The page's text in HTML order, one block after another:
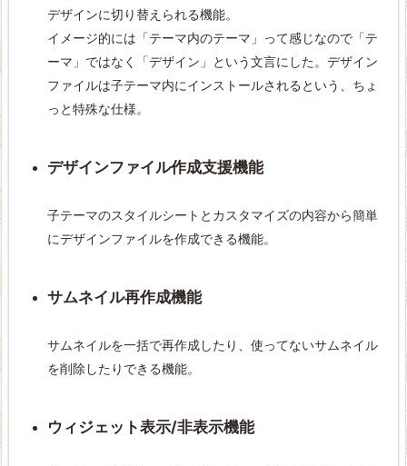
デザインに切り替えられる機能。
イメージ的には「テーマ内のテーマ」って感じなので「テ
ーマ」ではなく「デザイン」という文言にした。デザイン
ファイルは子テーマ内にインストールされるという、ちょ
っと特殊な仕様。
デザインファイル作成支援機能
子テーマのスタイルシートとカスタマイズの内容から簡単
にデザインファイルを作成できる機能。
サムネイル再作成機能
サムネイルを一括で再作成したり、使ってないサムネイル
を削除したりできる機能。
ウィジェット表示/非表示機能